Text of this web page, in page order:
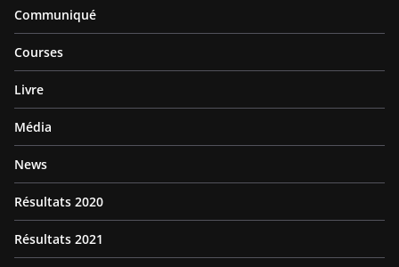
Communiqué
Courses
Livre
Média
News
Résultats 2020
Résultats 2021